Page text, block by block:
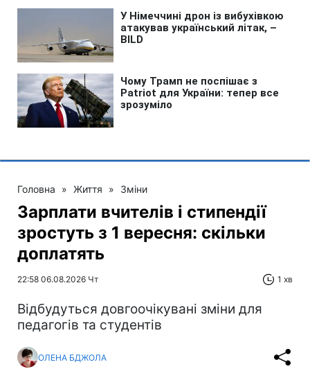
Головна » Життя » Зміни
Зарплати вчителів і стипендії
зростуть з 1 вересня: скільки
доплатять
22:58 06.08.2026 Чт 1 хв
Відбудуться довгоочікувані зміни для
педагогів та студентів
ОЛЕНА БДЖОЛА